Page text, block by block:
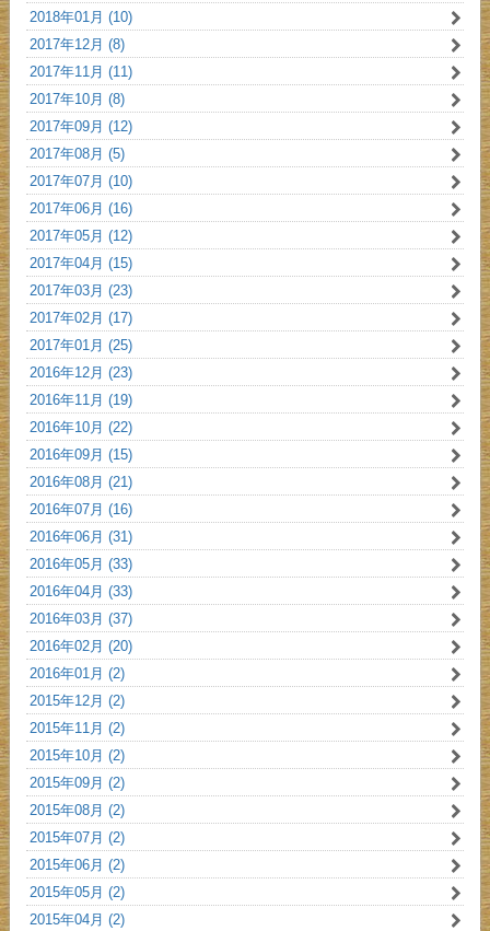
2018年01月 (10)
2017年12月 (8)
2017年11月 (11)
2017年10月 (8)
2017年09月 (12)
2017年08月 (5)
2017年07月 (10)
2017年06月 (16)
2017年05月 (12)
2017年04月 (15)
2017年03月 (23)
2017年02月 (17)
2017年01月 (25)
2016年12月 (23)
2016年11月 (19)
2016年10月 (22)
2016年09月 (15)
2016年08月 (21)
2016年07月 (16)
2016年06月 (31)
2016年05月 (33)
2016年04月 (33)
2016年03月 (37)
2016年02月 (20)
2016年01月 (2)
2015年12月 (2)
2015年11月 (2)
2015年10月 (2)
2015年09月 (2)
2015年08月 (2)
2015年07月 (2)
2015年06月 (2)
2015年05月 (2)
2015年04月 (2)